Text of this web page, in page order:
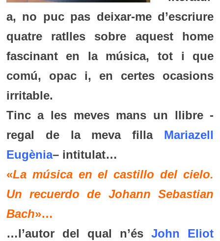
a, no puc pas deixar-me d’escriure
quatre ratlles sobre aquest home
fascinant en la música, tot i que
comú, opac i, en certes ocasions
irritable.
Tinc a les meves mans un llibre -
regal de la meva filla Mariazell
Eugènia– intitulat…
«La música en el castillo del cielo.
Un recuerdo de Johann Sebastian
Bach»…
…l’autor del qual n’ésJohn Eliot